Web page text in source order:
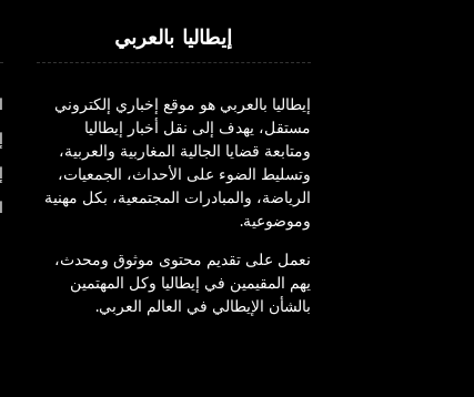
إيطاليا بالعربي
إيطاليا بالعربي هو موقع إخباري إلكتروني
مستقل، يهدف إلى نقل أخبار إيطاليا
ومتابعة قضايا الجالية المغاربية والعربية،
وتسليط الضوء على الأحداث، الجمعيات،
الرياضة، والمبادرات المجتمعية، بكل مهنية
وموضوعية.
نعمل على تقديم محتوى موثوق ومحدث،
يهم المقيمين في إيطاليا وكل المهتمين
بالشأن الإيطالي في العالم العربي.